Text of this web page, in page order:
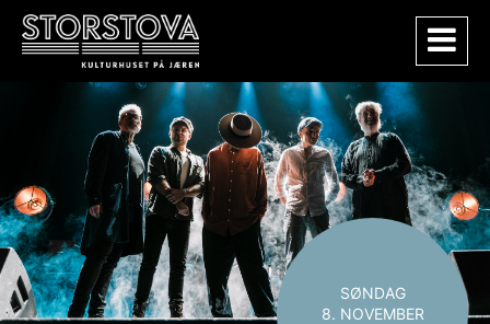
SØNDAG
8. NOVEMBER